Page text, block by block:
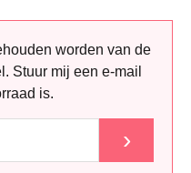
worden van de
Stuur mij een e-mail
is.
›